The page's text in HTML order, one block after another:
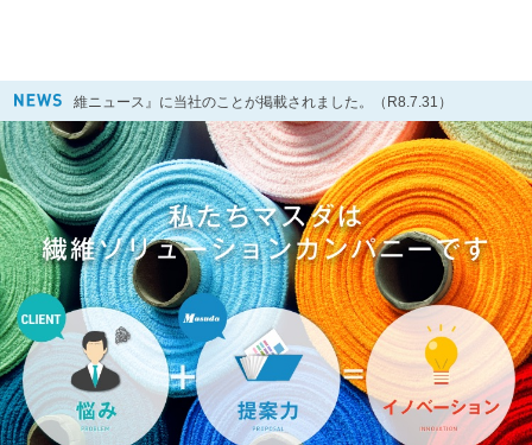
繊維ニュース』に当社のことが掲載されました。（R8.7.31）